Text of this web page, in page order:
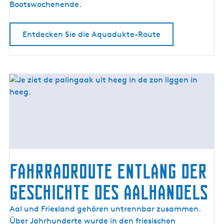
o
Bootswochenende.
Entdecken Sie die Aquadukte-Route
Fahrradroute entlang der
Geschichte des Aalhandels
F
a
Aal und Friesland gehören untrennbar zusammen.
Über Jahrhunderte wurde in den friesischen